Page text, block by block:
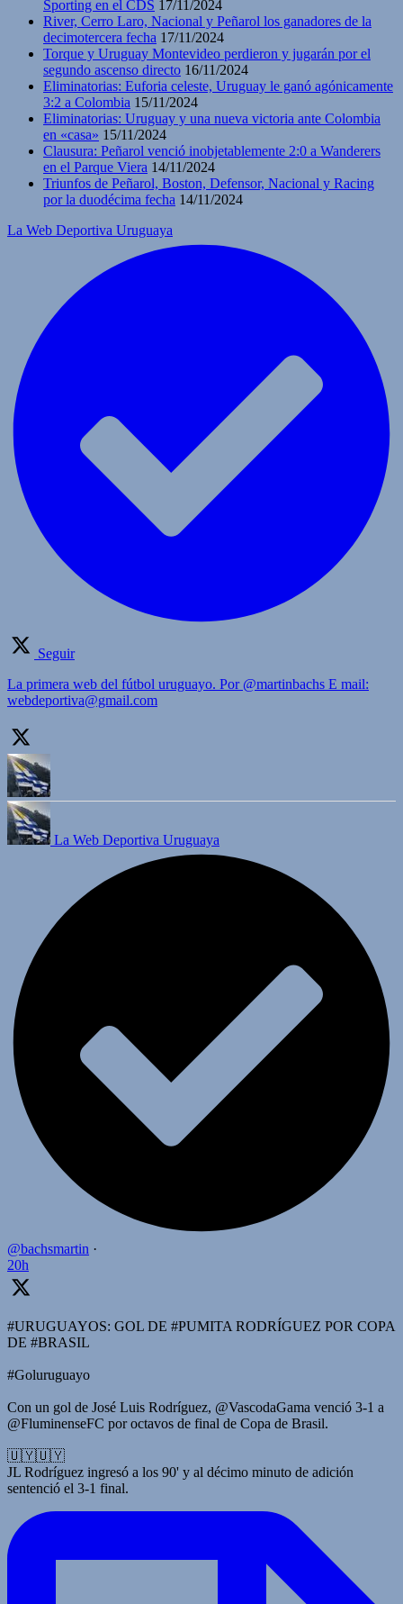
Sporting en el CDS 17/11/2024
River, Cerro Laro, Nacional y Peñarol los ganadores de la
decimotercera fecha 17/11/2024
Torque y Uruguay Montevideo perdieron y jugarán por el
segundo ascenso directo 16/11/2024
Eliminatorias: Euforia celeste, Uruguay le ganó agónicamente
3:2 a Colombia 15/11/2024
Eliminatorias: Uruguay y una nueva victoria ante Colombia
en «casa» 15/11/2024
Clausura: Peñarol venció inobjetablemente 2:0 a Wanderers
en el Parque Viera 14/11/2024
Triunfos de Peñarol, Boston, Defensor, Nacional y Racing
por la duodécima fecha 14/11/2024
La Web Deportiva Uruguaya
Seguir
La primera web del fútbol uruguayo. Por @martinbachs E mail:
webdeportiva@gmail.com
La Web Deportiva Uruguaya
@bachsmartin ·
20h
#URUGUAYOS: GOL DE #PUMITA RODRÍGUEZ POR COPA
DE #BRASIL
#Goluruguayo
Con un gol de José Luis Rodríguez, @VascodaGama venció 3-1 a
@FluminenseFC por octavos de final de Copa de Brasil.
🇺🇾🇺🇾
JL Rodríguez ingresó a los 90' y al décimo minuto de adición
sentenció el 3-1 final.